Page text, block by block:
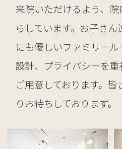
来院いただけるよう、
らしています。お子さ
にも優しいファミリー
設計、プライバシーを
ご用意しております。
りお待ちしております。